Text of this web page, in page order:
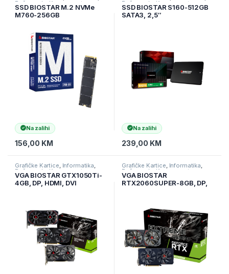
Računarske Komponente
SSD BIOSTAR M.2 NVMe
M760-256GB
Na zalihi
156,00 KM
Računarske Komponente
SSD BIOSTAR S160-512GB
SATA3, 2,5″
Na zalihi
239,00 KM
Grafičke Kartice, Informatika,
Računarske Komponente
VGA BIOSTAR GTX1050Ti-
4GB, DP, HDMI, DVI
Grafičke Kartice, Informatika,
Računarske Komponente
VGA BIOSTAR
RTX2060SUPER-8GB, DP,